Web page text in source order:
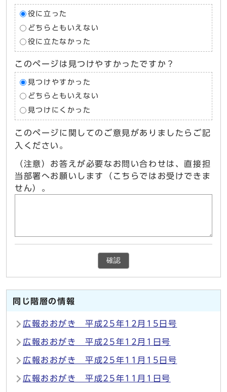
役に立った
どちらともいえない
役に立たなかった
このページは見つけやすかったですか？
見つけやすかった
どちらともいえない
見つけにくかった
このページに関してのご意見がありましたらご記
入ください。
（注意）お答えが必要なお問い合わせは、直接担
当部署へお願いします（こちらではお受けできま
せん）。
確認
同じ階層の情報
広報おおがき 平成25年12月15日号
広報おおがき 平成25年12月1日号
広報おおがき 平成25年11月15日号
広報おおがき 平成25年11月1日号